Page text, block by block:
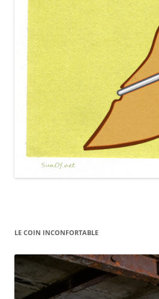
LE COIN INCONFORTABLE